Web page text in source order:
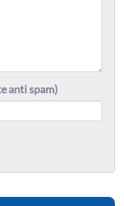
anti spam)